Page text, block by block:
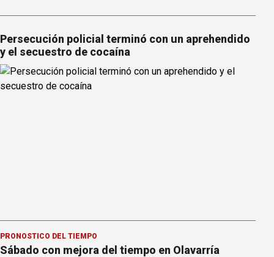
Persecución policial terminó con un aprehendido
y el secuestro de cocaína
PRONOSTICO DEL TIEMPO
Sábado con mejora del tiempo en Olavarría